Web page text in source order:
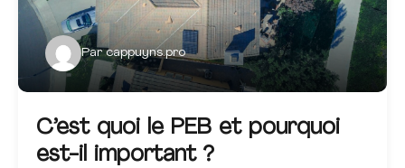
Par cappuyns.pro
C’est quoi le PEB et pourquoi
est-il important ?